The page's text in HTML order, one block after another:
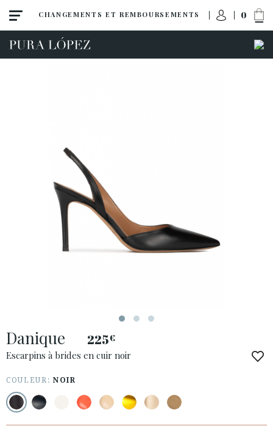
CHANGEMENTS ET REMBOURSEMENTS 0
Escarpins
Compensées
Talon haut
Talon moyen
Chaussures plates
Danique 225€
Escarpins à brides en cuir noir
COULEUR:NOIR